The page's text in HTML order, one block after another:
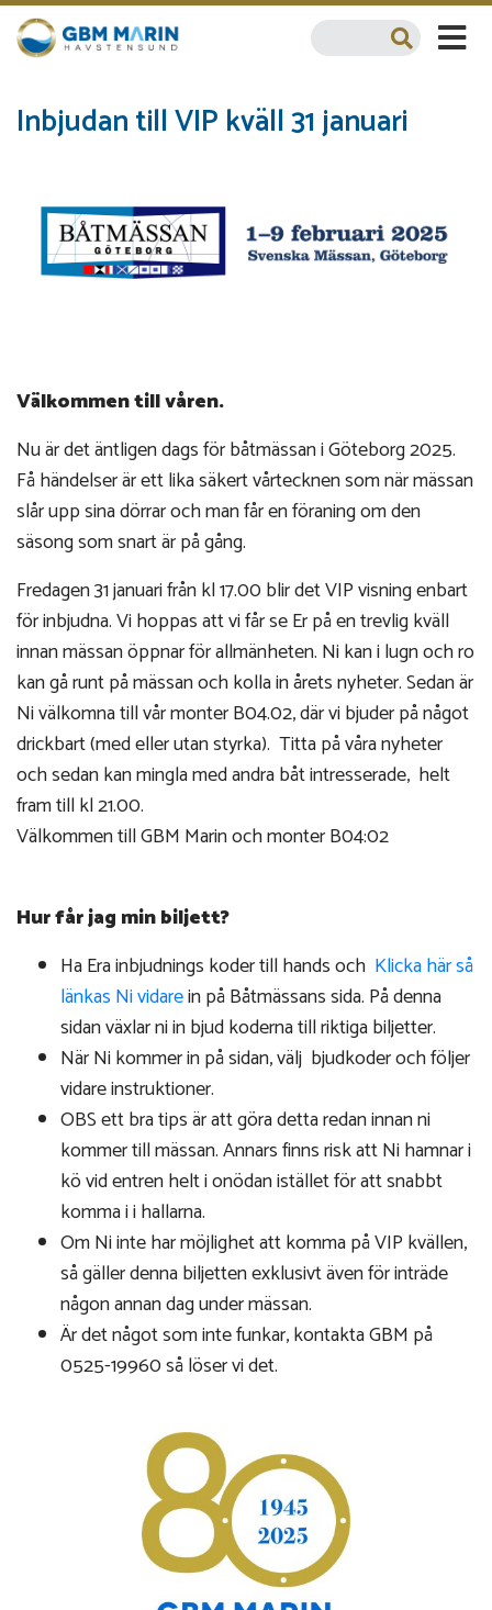
Inbjudan till VIP kväll 31 januari
Välkommen till våren.
Nu är det äntligen dags för båtmässan i Göteborg 2025.
Få händelser är ett lika säkert vårtecknen som när mässan
slår upp sina dörrar och man får en föraning om den
säsong som snart är på gång.
Fredagen 31 januari från kl 17.00 blir det VIP visning enbart
för inbjudna. Vi hoppas att vi får se Er på en trevlig kväll
innan mässan öppnar för allmänheten. Ni kan i lugn och ro
kan gå runt på mässan och kolla in årets nyheter. Sedan är
Ni välkomna till vår monter B04.02, där vi bjuder på något
drickbart (med eller utan styrka). Titta på våra nyheter
och sedan kan mingla med andra båt intresserade, helt
fram till kl 21.00.
Välkommen till GBM Marin och monter B04:02
Hur får jag min biljett?
Ha Era inbjudnings koder till hands och Klicka här så
länkas Ni vidarein på Båtmässans sida. På denna
sidan växlar ni in bjud koderna till riktiga biljetter.
När Ni kommer in på sidan, välj bjudkoder och följer
vidare instruktioner.
OBS ett bra tips är att göra detta redan innan ni
kommer till mässan. Annars finns risk att Ni hamnar i
kö vid entren helt i onödan istället för att snabbt
komma i i hallarna.
Om Ni inte har möjlighet att komma på VIP kvällen,
så gäller denna biljetten exklusivt även för inträde
någon annan dag under mässan.
Är det något som inte funkar, kontakta GBM på
0525-19960 så löser vi det.